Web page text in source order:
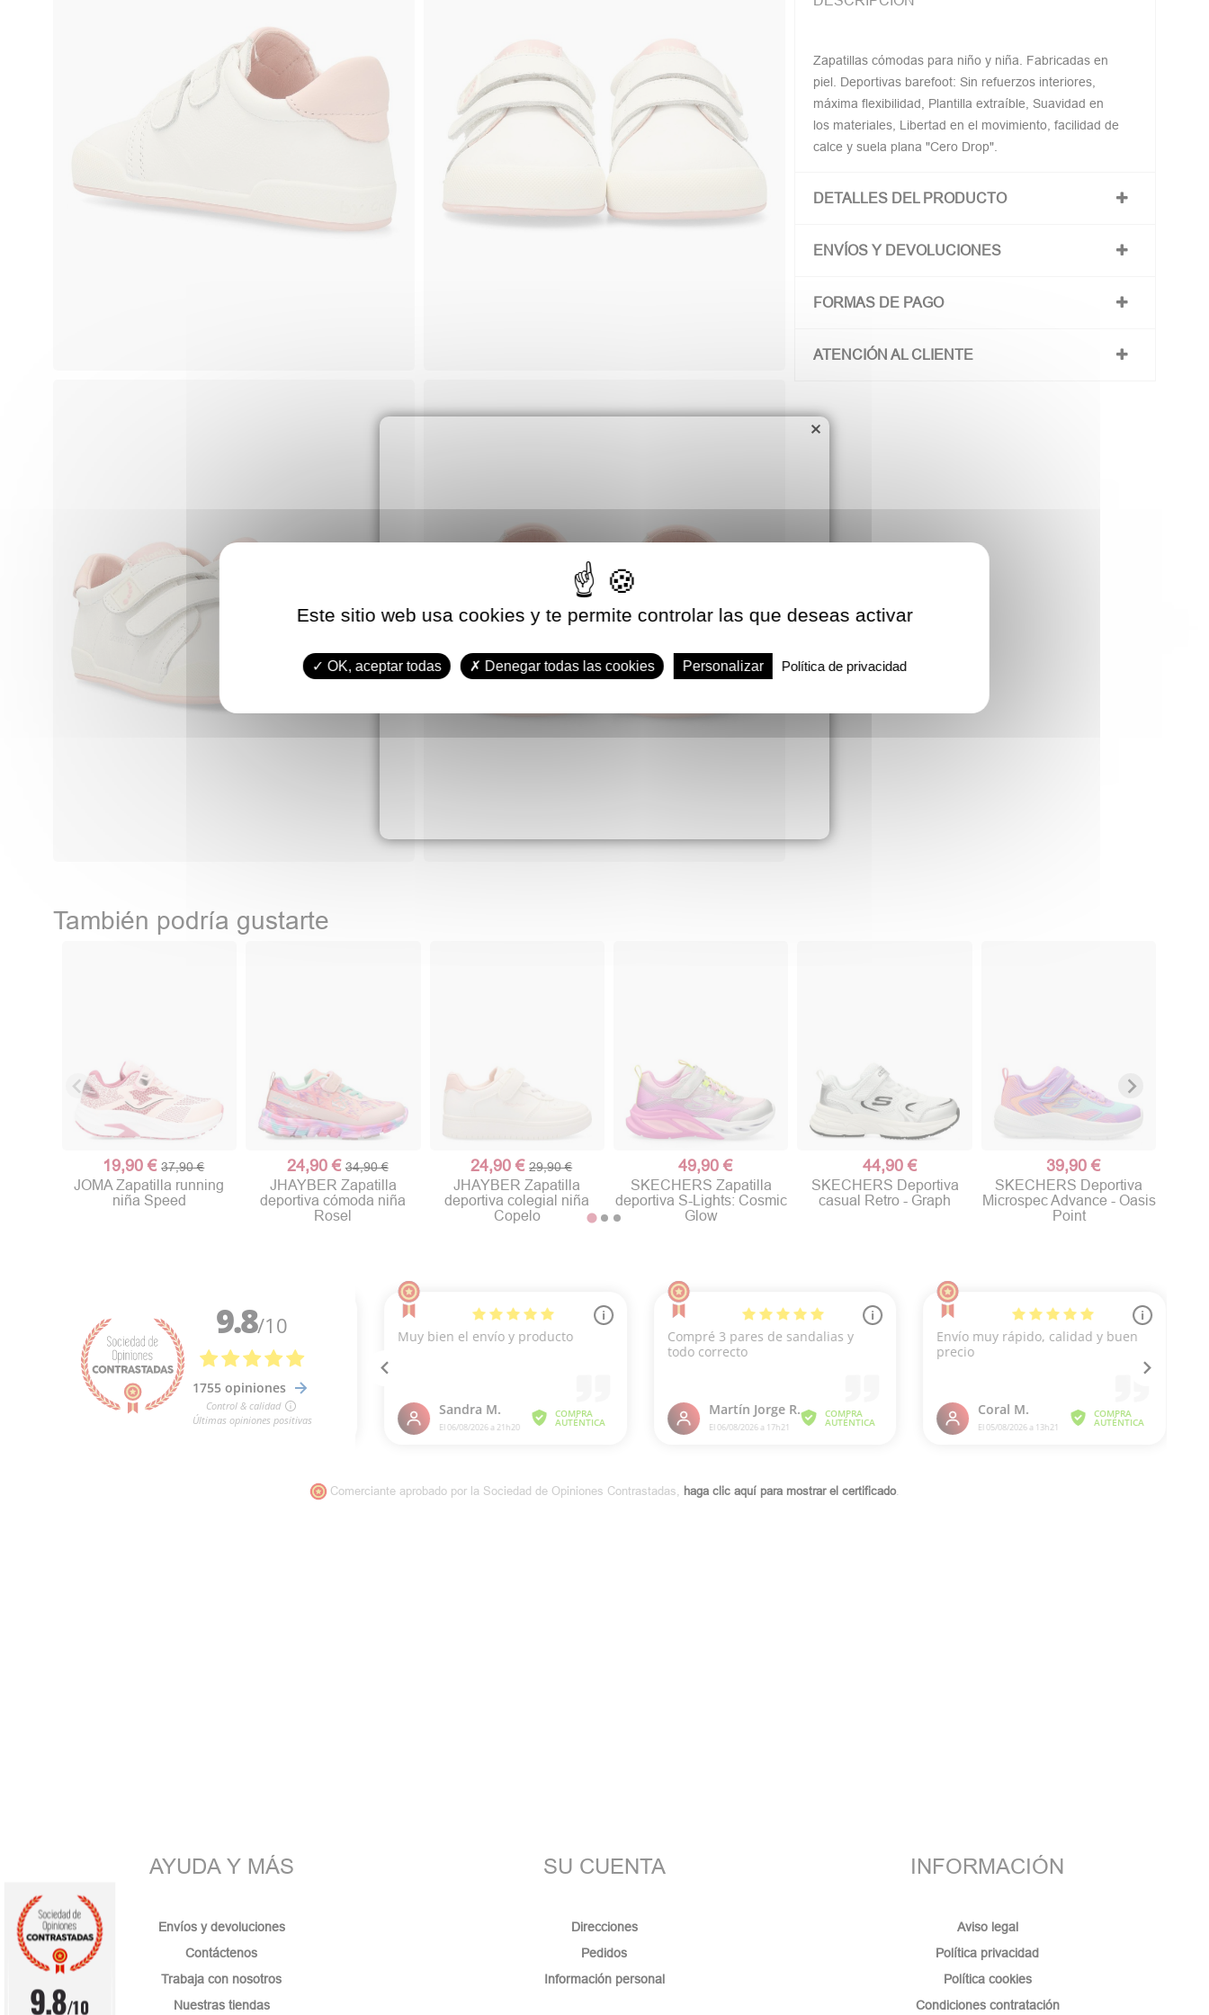
Zapatillas cómodas para niño y niña. Fabricadas en
piel. Deportivas barefoot: Sin refuerzos interiores,
máxima flexibilidad, Plantilla extraíble, Suavidad en
los materiales, Libertad en el movimiento, facilidad de
calce y suela plana "Cero Drop".
DETALLES DEL PRODUCTO
ENVÍOS Y DEVOLUCIONES
FORMAS DE PAGO
ATENCIÓN AL CLIENTE
También podría gustarte
19,90 €37,90 €
JOMA Zapatilla running
niña Speed
24,90 €34,90 €
JHAYBER Zapatilla
deportiva cómoda niña
Rosel
24,90 €29,90 €
JHAYBER Zapatilla
deportiva colegial niña
Copelo
49,90 €
SKECHERS Zapatilla
deportiva S-Lights: Cosmic
Glow
44,90 €
SKECHERS Deportiva
casual Retro - Graph
39,90 €
SKECHERS Deportiva
Microspec Advance - Oasis
Point
Comerciante aprobado por la Sociedad de Opiniones Contrastadas, haga clic aquí para mostrar el certificado.
AYUDA Y MÁS
Envíos y devoluciones
Contáctenos
Trabaja con nosotros
Nuestras tiendas
SU CUENTA
Direcciones
Pedidos
Información personal
INFORMACIÓN
Aviso legal
Política privacidad
Política cookies
Condiciones contratación
×
9.8/10
Este sitio web usa cookies y te permite controlar las que deseas activar
OK, aceptar todas Denegar todas las cookies Personalizar Política de privacidad